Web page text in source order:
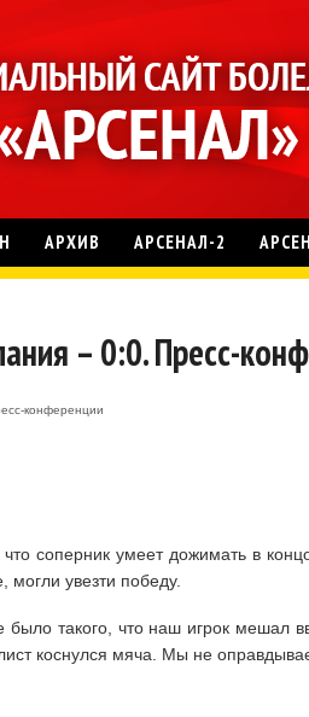
АРХИВ АРСЕНАЛ-2
– 0:0. Пресс-
конференции
соперник умеет дожимать в
могли увезти победу.
такого, что наш игрок мешал
коснулся мяча. Мы не